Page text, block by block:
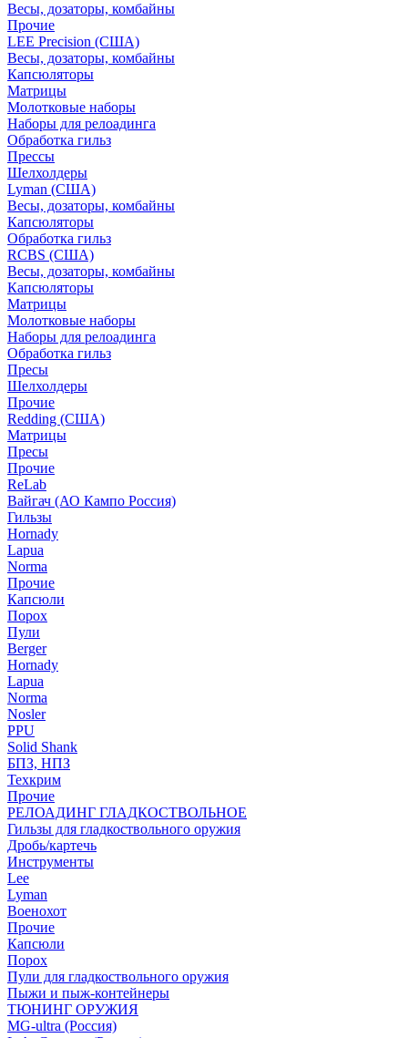
Весы, дозаторы, комбайны
Прочие
LEE Precision (США)
Весы, дозаторы, комбайны
Капсюляторы
Матрицы
Молотковые наборы
Наборы для релоадинга
Обработка гильз
Преcсы
Шелхолдеры
Lyman (США)
Весы, дозаторы, комбайны
Капсюляторы
Обработка гильз
RCBS (США)
Весы, дозаторы, комбайны
Капсюляторы
Матрицы
Молотковые наборы
Наборы для релоадинга
Обработка гильз
Пресы
Шелхолдеры
Прочие
Redding (США)
Матрицы
Пресы
Прочие
ReLab
Вайгач (АО Кампо Россия)
Гильзы
Hornady
Lapua
Norma
Прочие
Капсюли
Порох
Пули
Berger
Hornady
Lapua
Norma
Nosler
PPU
Solid Shank
БПЗ, НПЗ
Техкрим
Прочие
РЕЛОАДИНГ ГЛАДКОСТВОЛЬНОЕ
Гильзы для гладкоствольного оружия
Дробь/картечь
Инструменты
Lee
Lyman
Военохот
Прочие
Капсюли
Порох
Пули для гладкоствольного оружия
Пыжи и пыж-контейнеры
ТЮНИНГ ОРУЖИЯ
MG-ultra (Россия)